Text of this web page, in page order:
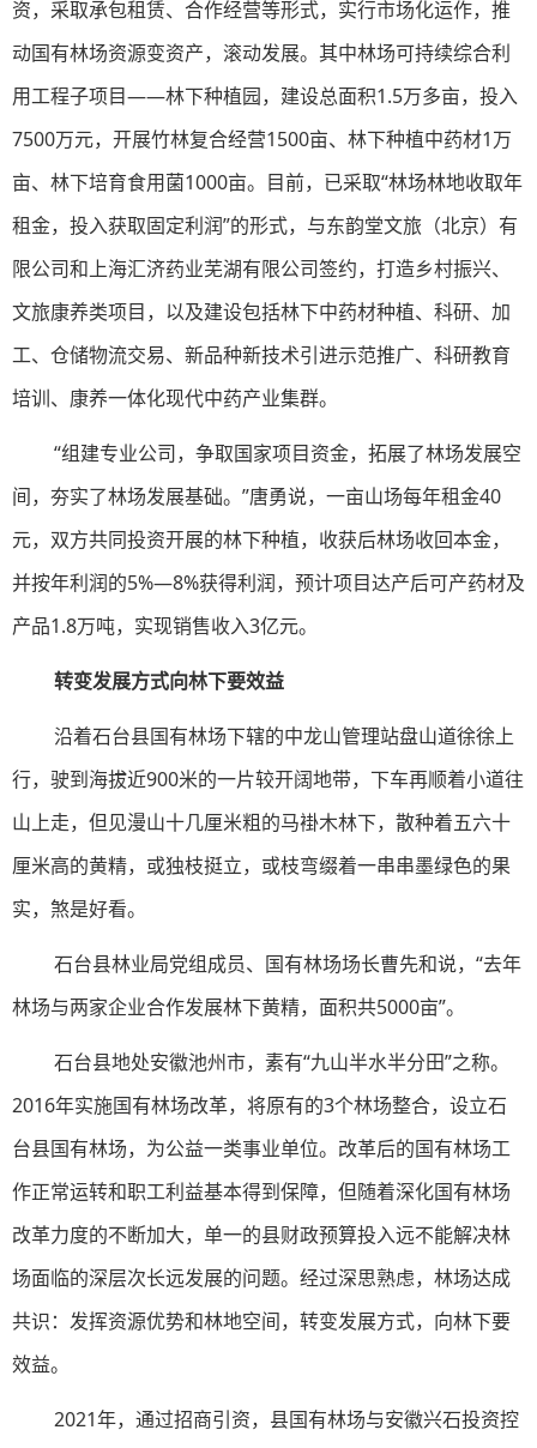
资，采取承包租赁、合作经营等形式，实行市场化运作，推
动国有林场资源变资产，滚动发展。其中林场可持续综合利
用工程子项目——林下种植园，建设总面积1.5万多亩，投入
7500万元，开展竹林复合经营1500亩、林下种植中药材1万
亩、林下培育食用菌1000亩。目前，已采取“林场林地收取年
租金，投入获取固定利润”的形式，与东韵堂文旅（北京）有
限公司和上海汇济药业芜湖有限公司签约，打造乡村振兴、
文旅康养类项目，以及建设包括林下中药材种植、科研、加
工、仓储物流交易、新品种新技术引进示范推广、科研教育
培训、康养一体化现代中药产业集群。
“组建专业公司，争取国家项目资金，拓展了林场发展空
间，夯实了林场发展基础。”唐勇说，一亩山场每年租金40
元，双方共同投资开展的林下种植，收获后林场收回本金，
并按年利润的5%—8%获得利润，预计项目达产后可产药材及
产品1.8万吨，实现销售收入3亿元。
转变发展方式向林下要效益
沿着石台县国有林场下辖的中龙山管理站盘山道徐徐上
行，驶到海拔近900米的一片较开阔地带，下车再顺着小道往
山上走，但见漫山十几厘米粗的马褂木林下，散种着五六十
厘米高的黄精，或独枝挺立，或枝弯缀着一串串墨绿色的果
实，煞是好看。
石台县林业局党组成员、国有林场场长曹先和说，“去年
林场与两家企业合作发展林下黄精，面积共5000亩”。
石台县地处安徽池州市，素有“九山半水半分田”之称。
2016年实施国有林场改革，将原有的3个林场整合，设立石
台县国有林场，为公益一类事业单位。改革后的国有林场工
作正常运转和职工利益基本得到保障，但随着深化国有林场
改革力度的不断加大，单一的县财政预算投入远不能解决林
场面临的深层次长远发展的问题。经过深思熟虑，林场达成
共识：发挥资源优势和林地空间，转变发展方式，向林下要
效益。
2021年，通过招商引资，县国有林场与安徽兴石投资控